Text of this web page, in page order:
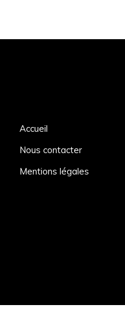
Accueil
Nous contacter
Mentions légales